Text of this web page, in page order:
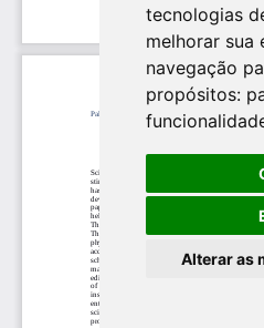
tecnologias
melhorar sua
navegação
propósitos:
Alterar as